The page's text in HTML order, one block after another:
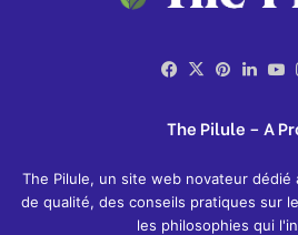
Facebook
X
The Pilule – A
The Pilule, un site web novateur
de qualité, des conseils pratiques sur
les philosophies qui